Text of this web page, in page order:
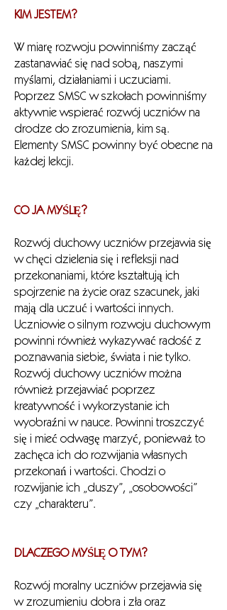
KIM JESTEM?
W miarę rozwoju powinniśmy zacząć
zastanawiać się nad sobą, naszymi
myślami, działaniami i uczuciami.
Poprzez SMSC w szkołach powinniśmy
aktywnie wspierać rozwój uczniów na
drodze do zrozumienia, kim są.
Elementy SMSC powinny być obecne na
każdej lekcji.
CO JA MYŚLĘ?
Rozwój duchowy uczniów przejawia się
w chęci dzielenia się i refleksji nad
przekonaniami, które kształtują ich
spojrzenie na życie oraz szacunek, jaki
mają dla uczuć i wartości innych.
Uczniowie o silnym rozwoju duchowym
powinni również wykazywać radość z
poznawania siebie, świata i nie tylko.
Rozwój duchowy uczniów można
również przejawiać poprzez
kreatywność i wykorzystanie ich
wyobraźni w nauce. Powinni troszczyć
się i mieć odwagę marzyć, ponieważ to
zachęca ich do rozwijania własnych
przekonań i wartości. Chodzi o
rozwijanie ich „duszy”, „osobowości”
czy „charakteru”.
DLACZEGO MYŚLĘ O TYM?
Rozwój moralny uczniów przejawia się
w zrozumieniu dobra i zła oraz